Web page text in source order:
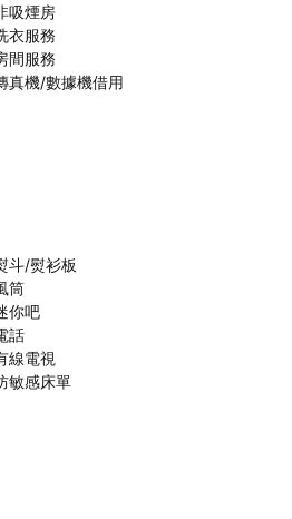
吸煙房
衣服務
間服務
真機/數據機借用
斗/熨衫板
筒
你吧
話
線電視
敏感床單